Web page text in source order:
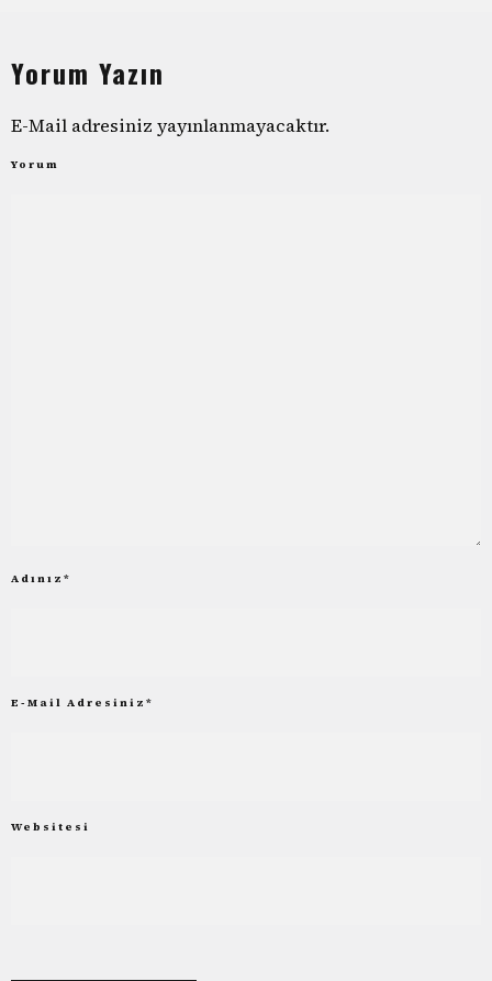
Yorum Yazın
E-Mail adresiniz yayınlanmayacaktır.
Yorum
Adınız *
E-Mail Adresiniz *
Websitesi